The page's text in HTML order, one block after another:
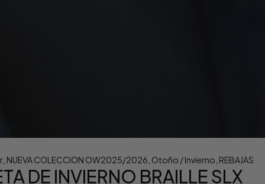
NUEVA COLECCION OW2025/2026 Otoño / Invierno REBAJAS
DE INVIERNO BRAILLE SLX